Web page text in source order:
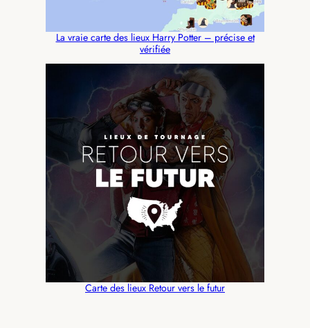
La vraie carte des lieux Harry Potter – précise et
vérifiée
Carte des lieux Retour vers le futur